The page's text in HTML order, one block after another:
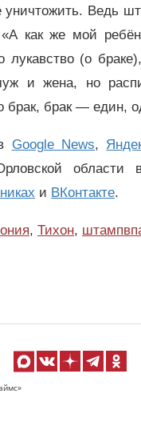
уничтожить. Ведь
как же мой
(о
и жена, но
брак — един,
Google News,
области
и ВКонтакте.
, Тихон,